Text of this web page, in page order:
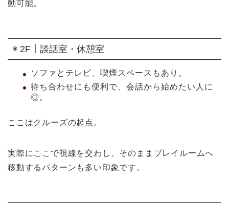
動可能。
◉ 2F｜談話室・休憩室
ソファとテレビ、喫煙スペースもあり。
待ち合わせにも便利で、会話から始めたい人に
◎。
ここはクルーズの起点。
実際にここで視線を交わし、そのままプレイルームへ
移動するパターンも多い印象です。